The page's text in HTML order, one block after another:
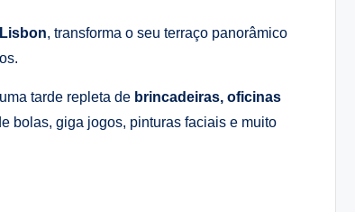
, transforma o seu terraço panorâmico
tarde repleta de brincadeiras, oficinas
bolas, giga jogos, pinturas faciais e muito